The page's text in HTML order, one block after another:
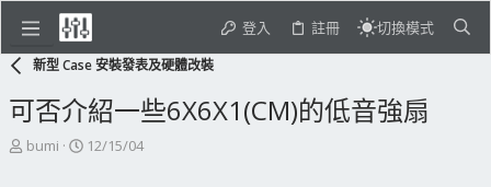
登入 註冊 切換模式
新型 Case 安裝發表及硬體改裝
可否介紹一些6X6X1(CM)的低音強扇
主
bumi
開
12/15/04